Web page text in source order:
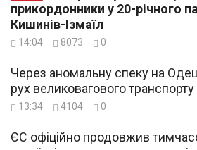
прикордонники у 20-річного
Кишинів-Ізмаїл
14:04 8073 0
Через аномальну спеку на
рух великовагового транспорту
13:34 4104 0
ЄС офіційно продовжив